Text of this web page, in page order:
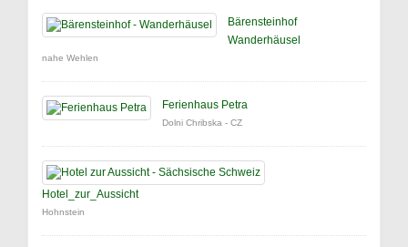
Bärensteinhof
Wanderhäusel
nahe Wehlen
Ferienhaus Petra
Dolni Chribska - CZ
Hotel_zur_Aussicht
Hohnstein